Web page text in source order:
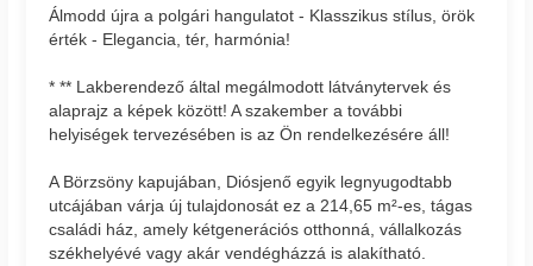
Álmodd újra a polgári hangulatot - Klasszikus stílus, örök
érték - Elegancia, tér, harmónia!
* ** Lakberendező által megálmodott látványtervek és
alaprajz a képek között! A szakember a további
helyiségek tervezésében is az Ön rendelkezésére áll!
A Börzsöny kapujában, Diósjenő egyik legnyugodtabb
utcájában várja új tulajdonosát ez a 214,65 m²-es, tágas
családi ház, amely kétgenerációs otthonná, vállalkozás
székhelyévé vagy akár vendégházzá is alakítható.